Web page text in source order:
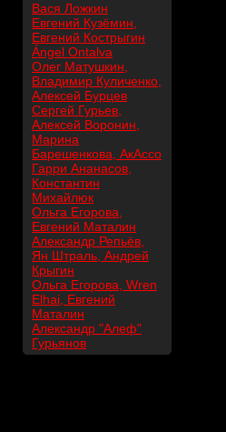
Вася Ложкин
Евгений Кузёмин,
Евгений Кострыгин
Ángel Ontalva
Олег Матушкин,
Владимир Куличенко,
Алексей Бурцев
Сергей Гурьев,
Алексей Воронин,
Марина
Барешенкова, АкАссо
Гарри Ананасов,
Константин
Михайлюк
Ольга Егорова,
Евгений Маталин
Александр Репьёв,
Ян Штраль, Андрей
Крыгин
Ольга Егорова, Wren
Elhai, Евгений
Маталин
Александр "Алеф"
Гурьянов